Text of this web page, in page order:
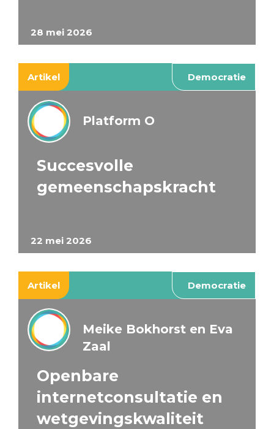
28 mei 2026
Artikel Democratie
22 mei 2026
Platform O
Succesvolle
gemeenschapskracht
Artikel Democratie
Meike Bokhorst en Eva
Zaal
Openbare
internetconsultatie en
wetgevingskwaliteit